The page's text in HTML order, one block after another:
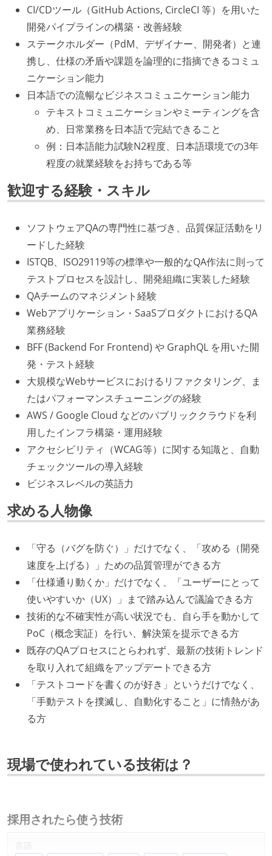
CI/CDツール（GitHub Actions, CircleCI 等）を用いた
開発パイプラインの構築・改善経験
ステークホルダー（PdM、デザイナー、開発者）と連
携し、仕様の矛盾や課題を論理的に指摘できるコミュ
ニケーション能力
日本語での流暢なビジネスコミュニケーション能力
テキストコミュニケーションやミーティングを含
め、日常業務を日本語で完結できること
例：日本語能力試験N2程度、日本語環境での3年
程度の就業経験をお持ちである等
歓迎する経験・スキル
ソフトウェアQAの専門性に基づき、品質保証活動をリ
ードした経験
ISTQB、ISO29119等の標準や一般的なQA作法に則って
テストプロセスを設計し、開発組織に実装した経験
QAチームのマネジメント経験
Webアプリケーション・SaaSプロダクトにおけるQA
業務経験
BFF (Backend For Frontend) や GraphQL を用いた開
発・テスト経験
大規模なWebサービスにおけるリファクタリング、ま
たはパフォーマンスチューニングの経験
AWS / Google Cloud などのパブリッククラウドを利
用したインフラ構築・運用経験
アクセシビリティ（WCAG等）に関する知識と、自動
チェックツールの導入経験
ビジネスレベルの英語力
求める人物像
「守る（バグを防ぐ）」だけでなく、「攻める（開発
速度を上げる）」ための品質管理ができる方
「仕様通り動くか」だけでなく、「ユーザーにとって
使いやすいか（UX）」まで踏み込んで議論できる方
技術的な不確実性が高い状況でも、自ら手を動かして
PoC（概念実証）を行い、解決策を提示できる方
既存のQAプロセスにとらわれず、最新の技術トレンド
を取り入れて組織をアップデートできる方
「テストコードを書くのが好き」というだけでなく、
「手動テストを撲滅し、自動化すること」に情熱があ
る方
現場で使われている技術は？
採用されたら使う技術
言語